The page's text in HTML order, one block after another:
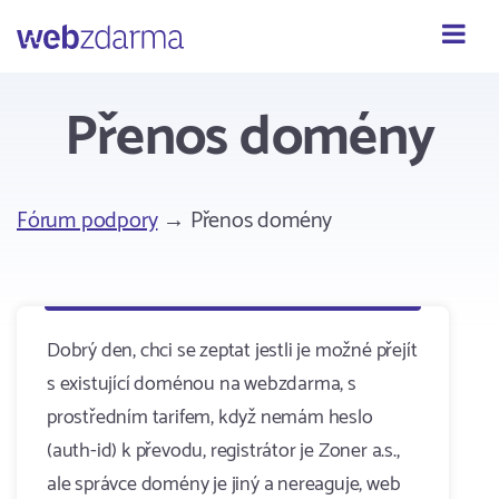
Webzdarma
Přenos domény
Fórum podpory→ Přenos domény
Dobrý den, chci se zeptat jestli je možné přejít
s existující doménou na webzdarma, s
prostředním tarifem, když nemám heslo
(auth-id) k převodu, registrátor je Zoner a.s.,
ale správce domény je jiný a nereaguje, web